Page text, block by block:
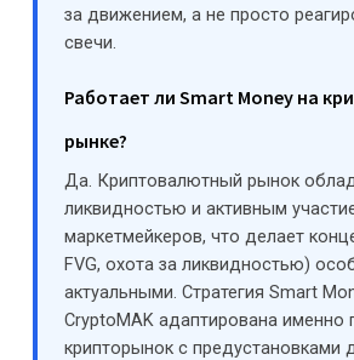
за движением, а не просто
свечи.
Работает ли Smart Money на
рынке?
Да. Криптовалютный рынок
ликвидностью и активным
маркетмейкеров, что делает
FVG, охота за ликвидностью)
актуальными. Стратегия Smart
CryptoMAK адаптирована именно
крипторынок с предустановками